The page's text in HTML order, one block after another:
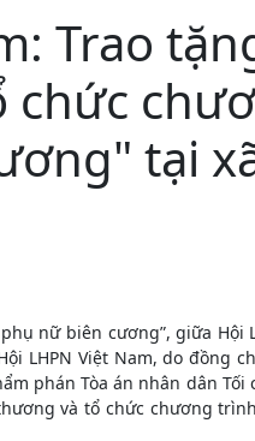
Trao
tại
nữ biên cương”, giữa Hội
LHPN Việt Nam, do đồng
phán Tòa án nhân dân
và tổ chức chương